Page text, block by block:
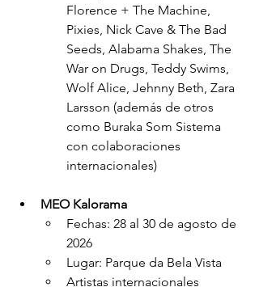
Florence + The Machine,
Pixies, Nick Cave & The Bad
Seeds, Alabama Shakes, The
War on Drugs, Teddy Swims,
Wolf Alice, Jehnny Beth, Zara
Larsson (además de otros
como Buraka Som Sistema
con colaboraciones
internacionales)
MEO Kalorama
Fechas: 28 al 30 de agosto de
2026
Lugar: Parque da Bela Vista
Artistas internacionales